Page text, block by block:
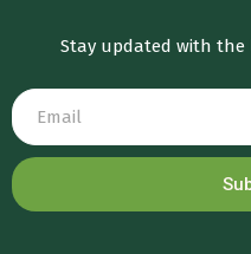
Stay updated with